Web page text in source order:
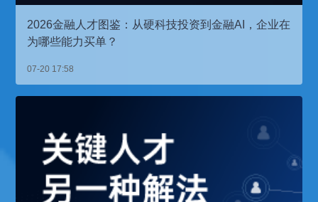
2026金融人才图鉴：从硬科技投资到金融AI，企业在
为哪些能力买单？
07-20 17:58